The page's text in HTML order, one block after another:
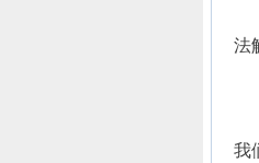
法
我